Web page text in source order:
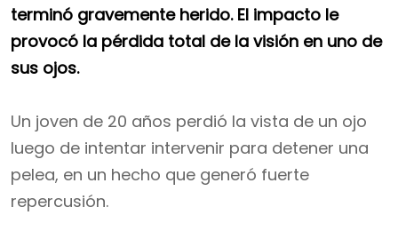
terminó gravemente herido. El impacto le
provocó la pérdida total de la visión en uno de
sus ojos.
Un joven de 20 años perdió la vista de un ojo
luego de intentar intervenir para detener una
pelea, en un hecho que generó fuerte
repercusión.